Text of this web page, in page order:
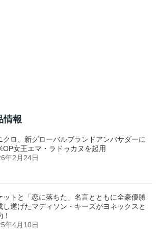
情報
クロ、新グローバルブランドアンバサダーに
OP女王エマ・ラドゥカヌを起用
年2月24日
ットと「恋に落ちた」名言とともに全豪優勝
し遂げたマディソン・キーズがヨネックスと
年4月10日